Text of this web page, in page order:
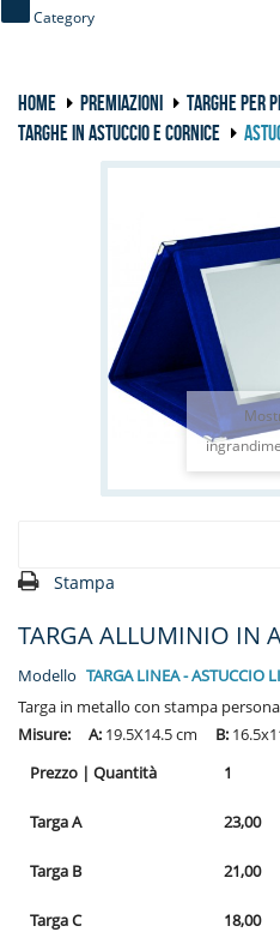
Category
HOME PREMIAZIONI
TARGHE PER
TARGHE IN ASTUCCIO E CORNICE
Stampa
TARGA ALLUMINIO IN
Modello TARGA LINEA - ASTUCCIO
Targa in metallo con stampa
Misure: A: 19.5X14.5 cm B:
Prezzo | Quantità
1
Targa A 23,00
Targa B 21,00
Targa C 18,00